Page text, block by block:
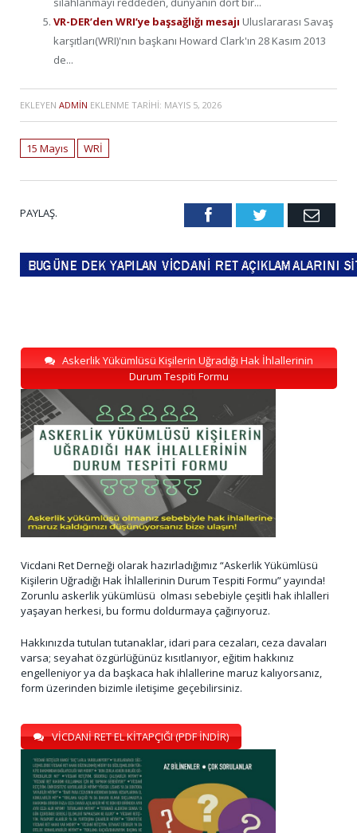
VR-DER’den WRI’ye başsağlığı mesajı Uluslararası Savaş
karşıtları(WRI)'nın başkanı Howard Clark'ın 28 Kasım 2013
de...
EKLEYEN ADMIN EKLENME TARIHI: MAYIS 5, 2026
15 Mayıs WRİ
PAYLAŞ. FacebookTwitter Email
Askerlik Yükümlüsü Kişilerin Uğradığı Hak İhlallerinin
Durum Tespiti Formu
Vicdani Ret Derneği olarak hazırladığımız “Askerlik Yükümlüsü
Kişilerin Uğradığı Hak İhlallerinin Durum Tespiti Formu” yayında!
Zorunlu askerlik yükümlüsü olması sebebiyle çeşitli hak ihlalleri
yaşayan herkesi, bu formu doldurmaya çağırıyoruz.
Hakkınızda tutulan tutanaklar, idari para cezaları, ceza davaları
varsa; seyahat özgürlüğünüz kısıtlanıyor, eğitim hakkınız
engelleniyor ya da başkaca hak ihlallerine maruz kalıyorsanız,
form üzerinden bizimle iletişime geçebilirsiniz.
VİCDANİ RET EL KİTAPÇIĞI (PDF İNDİR)